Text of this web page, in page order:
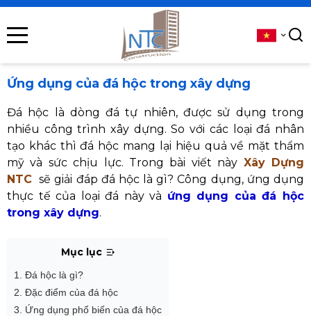
Ứng dụng của đá hộc trong xây dựng
Đá hộc là dòng đá tự nhiên, được sử dụng trong
nhiều công trình xây dựng. So với các loại đá nhân
tạo khác thì đá hộc mang lại hiệu quả về mặt thẩm
mỹ và sức chịu lực. Trong bài viết này Xây Dựng
NTC sẽ giải đáp đá hộc là gì? Công dụng, ứng dụng
thực tế của loại đá này và ứng dụng của đá hộc
trong xây dựng.
Mục lục
1. Đá hộc là gì?
2. Đặc điểm của đá hộc
3. Ứng dụng phổ biến của đá hộc